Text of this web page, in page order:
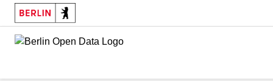
Skip
main